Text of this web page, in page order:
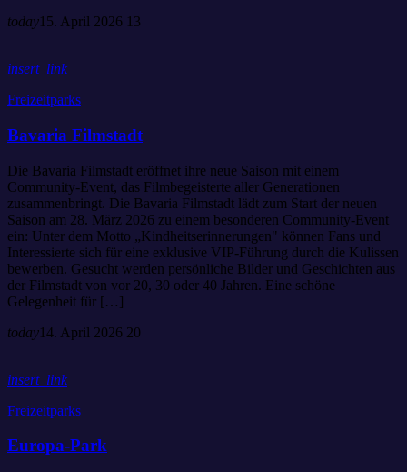
today15. April 2026 13
insert_link
Freizeitparks
Bavaria Filmstadt
Die Bavaria Filmstadt eröffnet ihre neue Saison mit einem
Community-Event, das Filmbegeisterte aller Generationen
zusammenbringt. Die Bavaria Filmstadt lädt zum Start der neuen
Saison am 28. März 2026 zu einem besonderen Community-Event
ein: Unter dem Motto „Kindheitserinnerungen" können Fans und
Interessierte sich für eine exklusive VIP-Führung durch die Kulissen
bewerben. Gesucht werden persönliche Bilder und Geschichten aus
der Filmstadt von vor 20, 30 oder 40 Jahren. Eine schöne
Gelegenheit für […]
today14. April 2026 20
insert_link
Freizeitparks
Europa-Park